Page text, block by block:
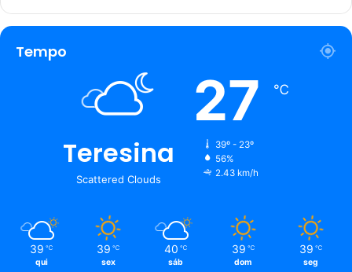
Tempo
Teresina
Scattered Clouds
27 ℃
39º - 23º
56%
2.43 km/h
39 ℃
qui
39 ℃
sex
40 ℃
sáb
39 ℃
dom
39 ℃
seg